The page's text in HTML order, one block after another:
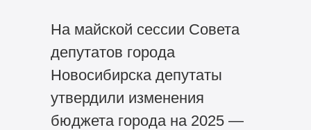
На майской сессии Совета
депутатов города
Новосибирска депутаты
утвердили изменения
бюджета города на 2025 —